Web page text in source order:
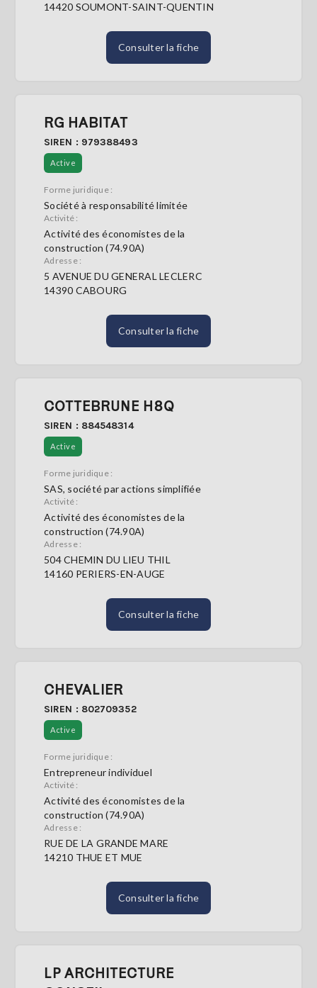
14420 SOUMONT-SAINT-QUENTIN
Consulter la fiche
RG HABITAT
SIREN : 979388493
Active
Forme juridique :
Société à responsabilité limitée
Activité :
Activité des économistes de la
construction (74.90A)
Adresse :
5 AVENUE DU GENERAL LECLERC
14390 CABOURG
Consulter la fiche
COTTEBRUNE H8Q
SIREN : 884548314
Active
Forme juridique :
SAS, société par actions simplifiée
Activité :
Activité des économistes de la
construction (74.90A)
Adresse :
504 CHEMIN DU LIEU THIL
14160 PERIERS-EN-AUGE
Consulter la fiche
CHEVALIER
SIREN : 802709352
Active
Forme juridique :
Entrepreneur individuel
Activité :
Activité des économistes de la
construction (74.90A)
Adresse :
RUE DE LA GRANDE MARE
14210 THUE ET MUE
Consulter la fiche
LP ARCHITECTURE